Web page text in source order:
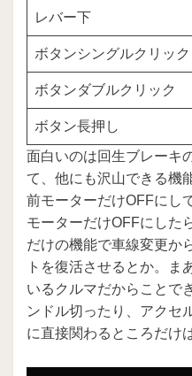
レバー下
ボタンシングルクリック
ボタンダブルクリック
ボタン長押し
面白いのは回生ブレーキ
て、他にも沢山できる機
前モーターだけOFFにし
モーターだけOFFにした
だけの機能で車線変更か
トを復活させるとか。ま
いるクルマだからことで
ンドル切ったり、アクセ
に直接関わるところだけ